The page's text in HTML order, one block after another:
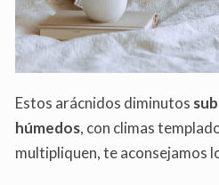
Estos arácnidos diminutos
húmedos, con climas
multipliquen, te aconsejamos